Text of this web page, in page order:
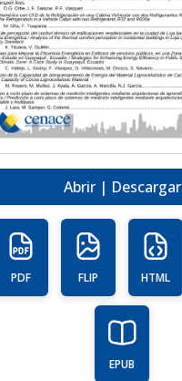
Abrir | Descargar
PDF FLIP HTML
EPUB